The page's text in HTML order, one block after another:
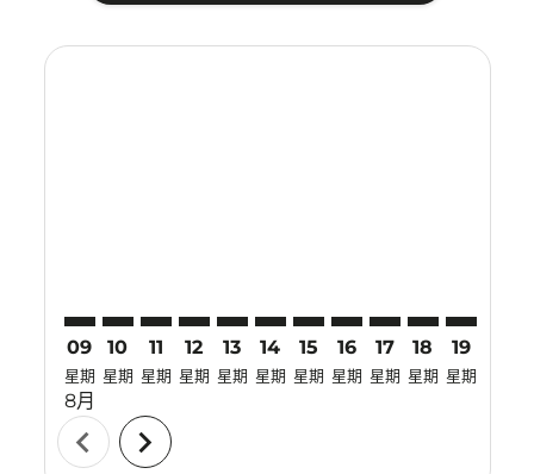
09
星期
8月
10
星期
11
星期
12
星期
13
星期
14
星期
15
星期
16
星期
17
星期
18
星期
19
星期
chevron_left chevron_right